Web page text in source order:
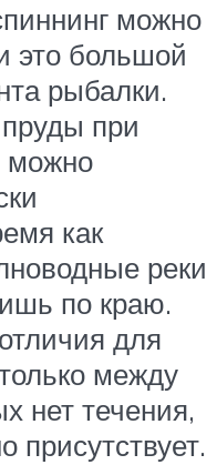
можно
это большой
рыбалки.
при
можно
как
реки
по краю.
для
между
нет течения,
присутствует.